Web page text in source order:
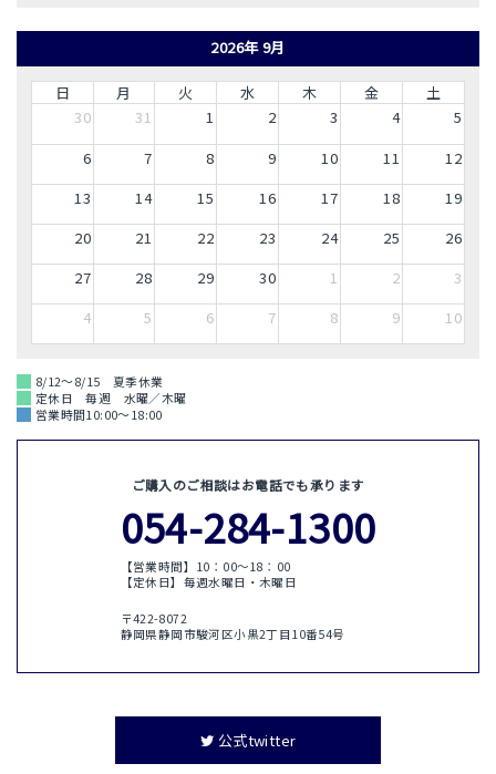
2026年 9月
日 月 火 水 木 金
土
30
31 1 2 3 4
5
6
7 8 9 10 11
12
13
14 15 16 17 18
19
20
21 22 23 24 25
26
27
28 29 30 1 2
3
4
5 6 7 8 9 10
8/12～8/15 夏季休業
定休日 毎週 水曜／木曜
営業時間10:00～18:00
ご購入のご相談はお電話でも承ります
054-284-1300
【営業時間】10：00〜18：00
【定休日】毎週水曜日・木曜日
〒422-8072
静岡県静岡市駿河区小黒2丁目10番54号
公式twitter